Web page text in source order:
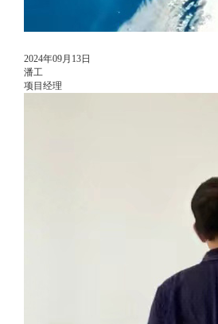
2024年09月13日
潘工
项目经理